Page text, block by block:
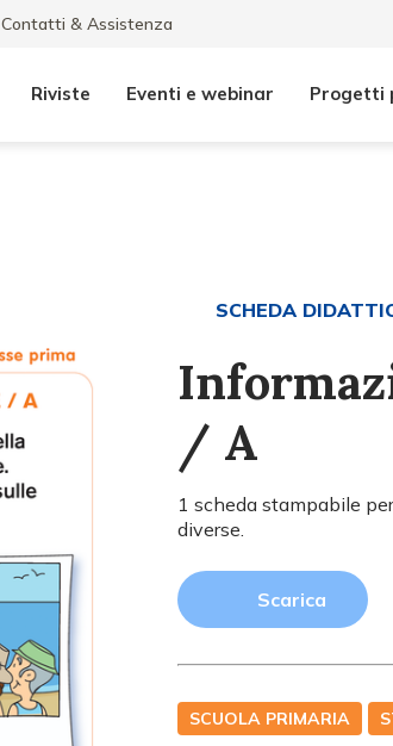
Contatti & Assistenza
Riviste Eventi e webinar Progetti
SCHEDA
/ A
1 scheda stampabile
diverse.
Scarica
SCUOLA PRIMARIA